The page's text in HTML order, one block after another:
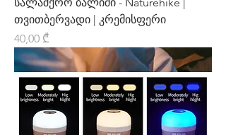
თვითბერვადი | კრემისფერი
Price
40,00 ₾